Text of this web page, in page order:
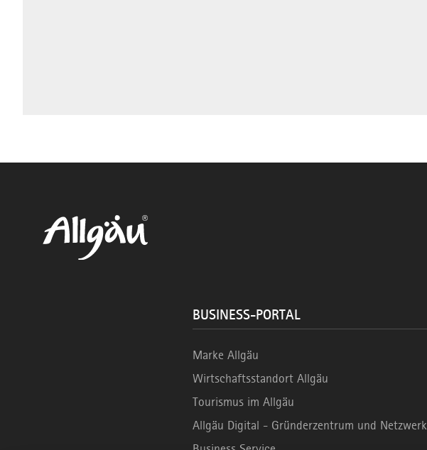
BUSINESS-PORTAL
Marke Allgäu
Wirtschaftsstandort Allgäu
Tourismus im Allgäu
Allgäu Digital - Gründerzentrum und Netzwerk